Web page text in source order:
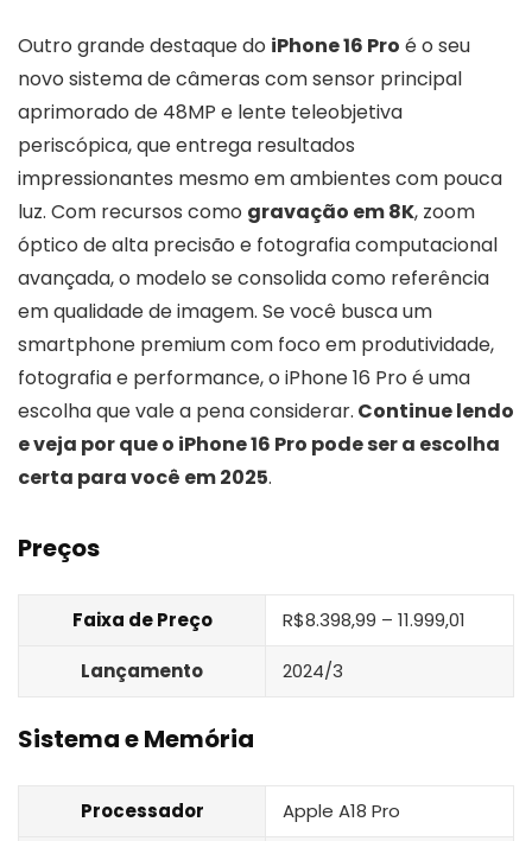
Outro grande destaque do iPhone 16 Pro é o seu
novo sistema de câmeras com sensor principal
aprimorado de 48MP e lente teleobjetiva
periscópica, que entrega resultados
impressionantes mesmo em ambientes com pouca
luz. Com recursos como gravação em 8K, zoom
óptico de alta precisão e fotografia computacional
avançada, o modelo se consolida como referência
em qualidade de imagem. Se você busca um
smartphone premium com foco em produtividade,
fotografia e performance, o iPhone 16 Pro é uma
escolha que vale a pena considerar. Continue lendo
e veja por que o iPhone 16 Pro pode ser a escolha
certa para você em 2025.
Preços
Faixa de Preço R$8.398,99 – 11.999,01
Lançamento 2024/3
Sistema e Memória
Processador Apple A18 Pro